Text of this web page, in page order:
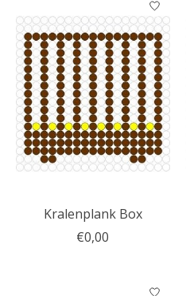
Kralenplank Box
€0,00